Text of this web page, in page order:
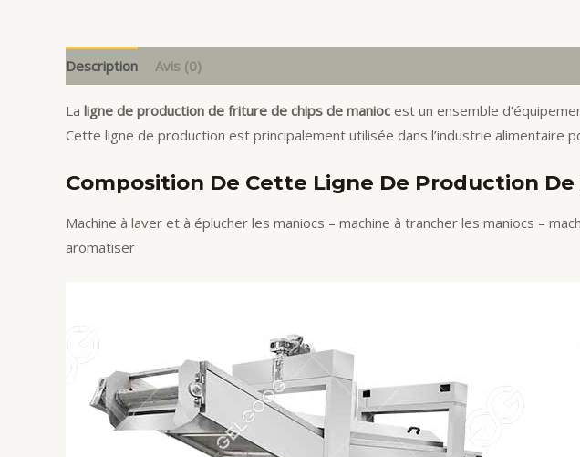
Description Avis (0)
La ligne de production de friture de chips de manioc est un ensemble
Cette ligne de production est principalement utilisée dans l’industrie alimentaire
Composition De Cette Ligne De Production
Machine à laver et à éplucher les maniocs – machine à trancher les maniocs –
aromatiser